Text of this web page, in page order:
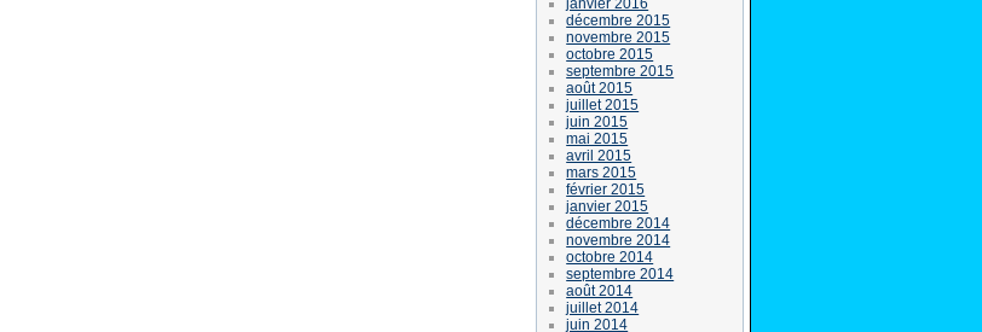
décembre 2015
novembre 2015
octobre 2015
septembre 2015
août 2015
juillet 2015
juin 2015
mai 2015
avril 2015
mars 2015
février 2015
janvier 2015
décembre 2014
novembre 2014
octobre 2014
septembre 2014
août 2014
juillet 2014
juin 2014